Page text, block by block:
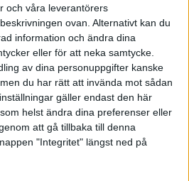
och våra leverantörers
ovan. Alternativt kan du
information och ändra dina
eller för att neka samtycke.
av dina personuppgifter kanske
du har rätt att invända mot sådan
gäller endast den här
helst ändra dina preferenser eller
att gå tillbaka till denna
"Integritet" längst ned på
en bra inledning, innehåll
ram, en röd tråd.
i rummet – hur inleder du? En
och göra det tryggare och